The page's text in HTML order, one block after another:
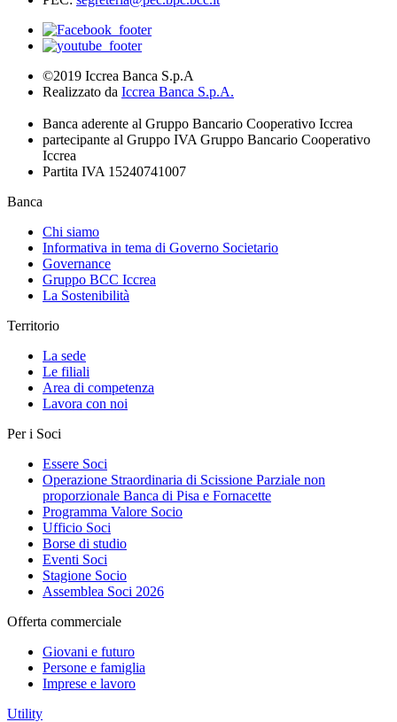
©2019 Iccrea Banca S.p.A
Realizzato da Iccrea Banca S.p.A.
Banca aderente al Gruppo Bancario Cooperativo Iccrea
partecipante al Gruppo IVA Gruppo Bancario Cooperativo
Iccrea
Partita IVA 15240741007
Banca
Chi siamo
Informativa in tema di Governo Societario
Governance
Gruppo BCC Iccrea
La Sostenibilità
Territorio
La sede
Le filiali
Area di competenza
Lavora con noi
Per i Soci
Essere Soci
Operazione Straordinaria di Scissione Parziale non
proporzionale Banca di Pisa e Fornacette
Programma Valore Socio
Ufficio Soci
Borse di studio
Eventi Soci
Stagione Socio
Assemblea Soci 2026
Offerta commerciale
Giovani e futuro
Persone e famiglia
Imprese e lavoro
Utility